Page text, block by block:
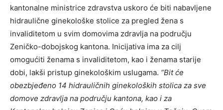
kantonalne ministrice zdravstva uskoro će biti nabavljene
hidraulične ginekološke stolice za pregled žena s
invaliditetom u svim domovima zdravlja na području
Zeničko-dobojskog kantona. Inicijativa ima za cilj
omogućiti ženama s invaliditetom, kao i ženama starije
dobi, lakši pristup ginekološkim uslugama. “Bit će
obezbjeđeno 14 hidrauličnih ginekoloških stolica za sve
domove zdravlja na području kantona, kao i za